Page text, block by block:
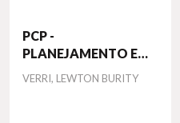
PCP -
PLANEJAMENTO E
CONT...
Autor
VERRI, LEWTON BURITY